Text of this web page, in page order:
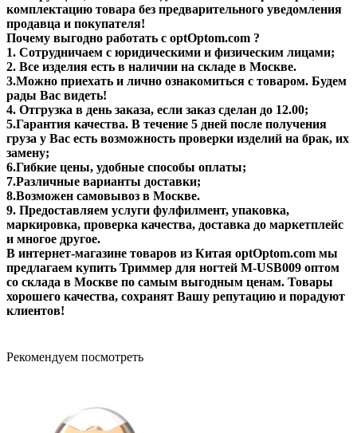
комплектацию товара без предварительного уведомления
продавца и покупателя!
Почему выгодно работать с optOptom.com ?
1. Сотрудничаем с юридическими и физическим лицами;
2. Все изделия есть в наличии на складе в Москве.
3.Можно приехать и лично ознакомиться с товаром. Будем
рады Вас видеть!
4. Отгрузка в день заказа, если заказ сделан до 12.00;
5.Гарантия качества. В течение 5 дней после получения
груза у Вас есть возможность проверки изделий на брак, их
замену;
6.Гибкие цены, удобные способы оплаты;
7.Различные варианты доставки;
8.Возможен самовывоз в Москве.
9. Предоставляем услуги фулфилмент, упаковка,
маркировка, проверка качества, доставка до маркетплейс
и многое другое.
В интернет-магазине товаров из Китая optOptom.com мы
предлагаем купить Триммер для ногтей M-USB009 оптом
со склада в Москве по самым выгодным ценам. Товары
хорошего качества, сохранят Вашу репутацию и порадуют
клиентов!
Рекомендуем посмотреть